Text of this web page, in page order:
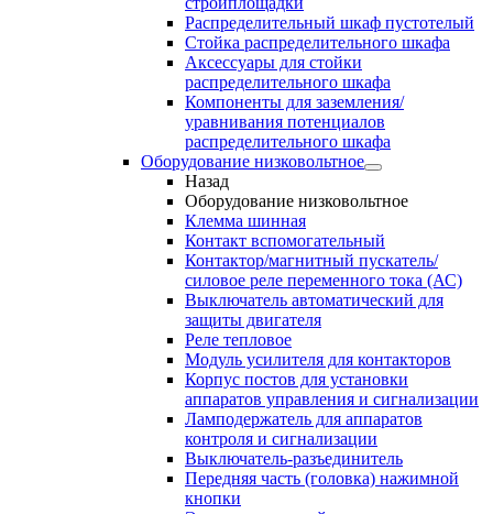
Распределительный шкаф пустотелый
Стойка распределительного шкафа
Аксессуары для стойки
распределительного шкафа
Компоненты для заземления/
уравнивания потенциалов
распределительного шкафа
Оборудование низковольтное
Назад
Оборудование низковольтное
Клемма шинная
Контакт вспомогательный
Контактор/магнитный пускатель/
силовое реле переменного тока (АС)
Выключатель автоматический для
защиты двигателя
Реле тепловое
Модуль усилителя для контакторов
Корпус постов для установки
аппаратов управления и сигнализации
Ламподержатель для аппаратов
контроля и сигнализации
Выключатель-разъединитель
Передняя часть (головка) нажимной
кнопки